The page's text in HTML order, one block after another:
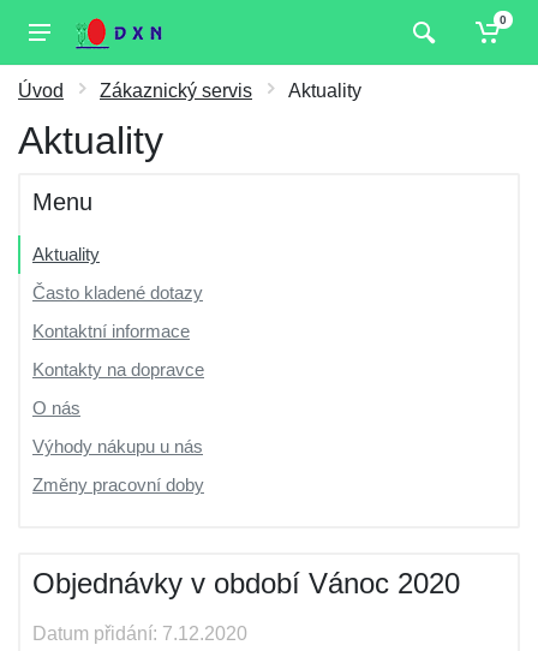
0
Úvod Zákaznický servis Aktuality
Aktuality
Menu
Aktuality
Často kladené dotazy
Kontaktní informace
Kontakty na dopravce
O nás
Výhody nákupu u nás
Změny pracovní doby
Objednávky v období Vánoc 2020
Datum přidání: 7.12.2020